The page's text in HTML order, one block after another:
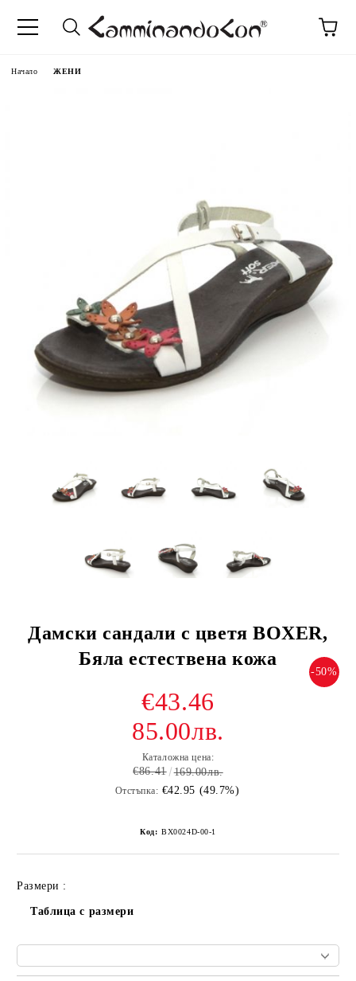
Начало ЖЕНИ
Дамски сандали с цветя BOXER,
Бяла естествена кожа
-50%
€43.46
85.00лв.
Каталожна цена:
€86.41 169.00лв.
Отстъпка: €42.95 (49.7%)
Код: BX0024D-00-1
Размери :
Таблица с размери